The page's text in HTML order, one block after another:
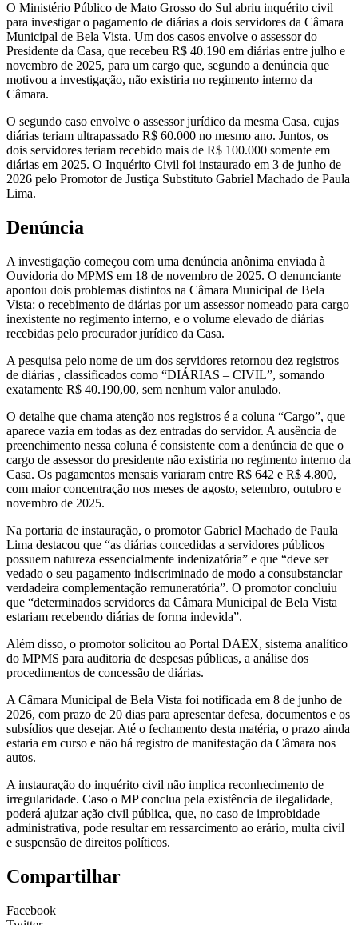
O Ministério Público de Mato Grosso do Sul abriu inquérito civil
para investigar o pagamento de diárias a dois servidores da Câmara
Municipal de Bela Vista. Um dos casos envolve o assessor do
Presidente da Casa, que recebeu R$ 40.190 em diárias entre julho e
novembro de 2025, para um cargo que, segundo a denúncia que
motivou a investigação, não existiria no regimento interno da
Câmara.
O segundo caso envolve o assessor jurídico da mesma Casa, cujas
diárias teriam ultrapassado R$ 60.000 no mesmo ano. Juntos, os
dois servidores teriam recebido mais de R$ 100.000 somente em
diárias em 2025. O Inquérito Civil foi instaurado em 3 de junho de
2026 pelo Promotor de Justiça Substituto Gabriel Machado de Paula
Lima.
Denúncia
A investigação começou com uma denúncia anônima enviada à
Ouvidoria do MPMS em 18 de novembro de 2025. O denunciante
apontou dois problemas distintos na Câmara Municipal de Bela
Vista: o recebimento de diárias por um assessor nomeado para cargo
inexistente no regimento interno, e o volume elevado de diárias
recebidas pelo procurador jurídico da Casa.
A pesquisa pelo nome de um dos servidores retornou dez registros
de diárias , classificados como “DIÁRIAS – CIVIL”, somando
exatamente R$ 40.190,00, sem nenhum valor anulado.
O detalhe que chama atenção nos registros é a coluna “Cargo”, que
aparece vazia em todas as dez entradas do servidor. A ausência de
preenchimento nessa coluna é consistente com a denúncia de que o
cargo de assessor do presidente não existiria no regimento interno da
Casa. Os pagamentos mensais variaram entre R$ 642 e R$ 4.800,
com maior concentração nos meses de agosto, setembro, outubro e
novembro de 2025.
Na portaria de instauração, o promotor Gabriel Machado de Paula
Lima destacou que “as diárias concedidas a servidores públicos
possuem natureza essencialmente indenizatória” e que “deve ser
vedado o seu pagamento indiscriminado de modo a consubstanciar
verdadeira complementação remuneratória”. O promotor concluiu
que “determinados servidores da Câmara Municipal de Bela Vista
estariam recebendo diárias de forma indevida”.
Além disso, o promotor solicitou ao Portal DAEX, sistema analítico
do MPMS para auditoria de despesas públicas, a análise dos
procedimentos de concessão de diárias.
A Câmara Municipal de Bela Vista foi notificada em 8 de junho de
2026, com prazo de 20 dias para apresentar defesa, documentos e os
subsídios que desejar. Até o fechamento desta matéria, o prazo ainda
estaria em curso e não há registro de manifestação da Câmara nos
autos.
A instauração do inquérito civil não implica reconhecimento de
irregularidade. Caso o MP conclua pela existência de ilegalidade,
poderá ajuizar ação civil pública, que, no caso de improbidade
administrativa, pode resultar em ressarcimento ao erário, multa civil
e suspensão de direitos políticos.
Compartilhar
Facebook